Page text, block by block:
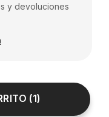
y devoluciones
(1)